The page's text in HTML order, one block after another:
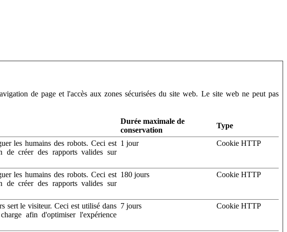
de page et l'accès aux zones sécurisées du site web. Le site web ne peut pas
Durée maximale de
conservation
Type
les humains des robots. Ceci est
créer des rapports valides sur
1 jour Cookie HTTP
les humains des robots. Ceci est
créer des rapports valides sur
180 jours Cookie HTTP
sert le visiteur. Ceci est utilisé dans
afin d'optimiser l'expérience
7 jours Cookie HTTP